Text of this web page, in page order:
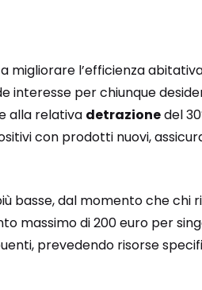
migliorare l’efficienza
interesse per chiunque
alla relativa detrazionedel
con prodotti nuovi,
basse, dal momento che chi
massimo di 200 euro per
prevedendo risorse